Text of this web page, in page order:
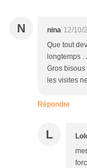
N nina 12/10/
Que tout
longtemps
Gros
les visites
Répondre
L